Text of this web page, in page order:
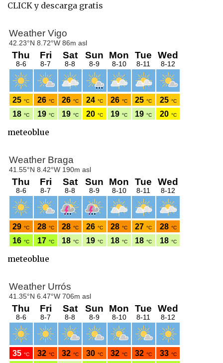
CLICK y descarga gratis
meteoblue
meteoblue